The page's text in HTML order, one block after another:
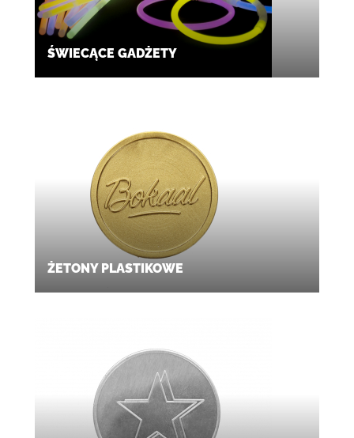
ŚWIECĄCE GADŻETY
ŻETONY PLASTIKOWE